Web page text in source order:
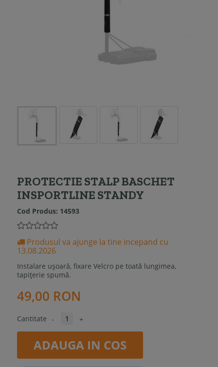
PROTECTIE STALP BASCHET
INSPORTLINE STANDY
Cod Produs: 14593
Produsul va ajunge la tine incepand cu
13.08.2026
Instalare ușoară, fixare Velcro pe toată lungimea,
tapițerie spumă.
49,00 RON
Cantitate - +
ADAUGA IN COS